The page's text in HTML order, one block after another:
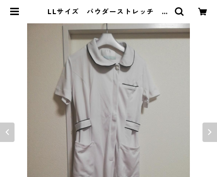
LLサイズ パウダーストレッチ ア
-2625 | DOLUCK PRODUCE